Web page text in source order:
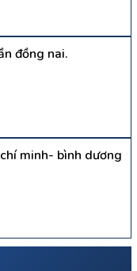
đồng nai.
minh- bình dương